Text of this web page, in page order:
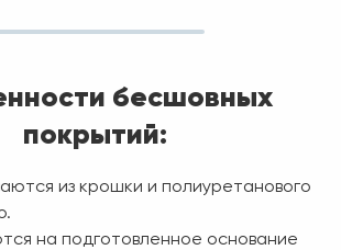
бесшовных
покрытий:
из крошки и полиуретанового
на подготовленное основание